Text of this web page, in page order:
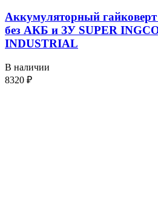
Аккумуляторный
без АКБ и ЗУ SUPER
INDUSTRIAL
В наличии
8320 ₽